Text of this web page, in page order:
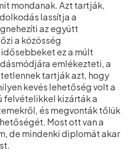
mondanak. Azt tartják,
lassítja a
az együtt
a közösség
ez a múlt
emlékezteti, a
tartják azt, hogy
kevés lehetőség volt a
felvételikkel kizárták a
és megvonták tőlük
Most ott van a
de mindenki diplomát akar